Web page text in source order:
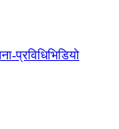
प्रविधिभिडियो